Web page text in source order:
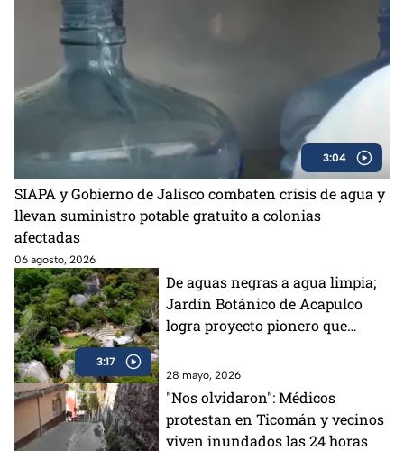
3:04
SIAPA y Gobierno de Jalisco combaten crisis de agua y
llevan suministro potable gratuito a colonias
afectadas
06 agosto, 2026
3:17
De aguas negras a agua limpia;
Jardín Botánico de Acapulco
logra proyecto pionero que
28 mayo, 2026
"Nos olvidaron": Médicos
protestan en Ticomán y vecinos
viven inundados las 24 horas